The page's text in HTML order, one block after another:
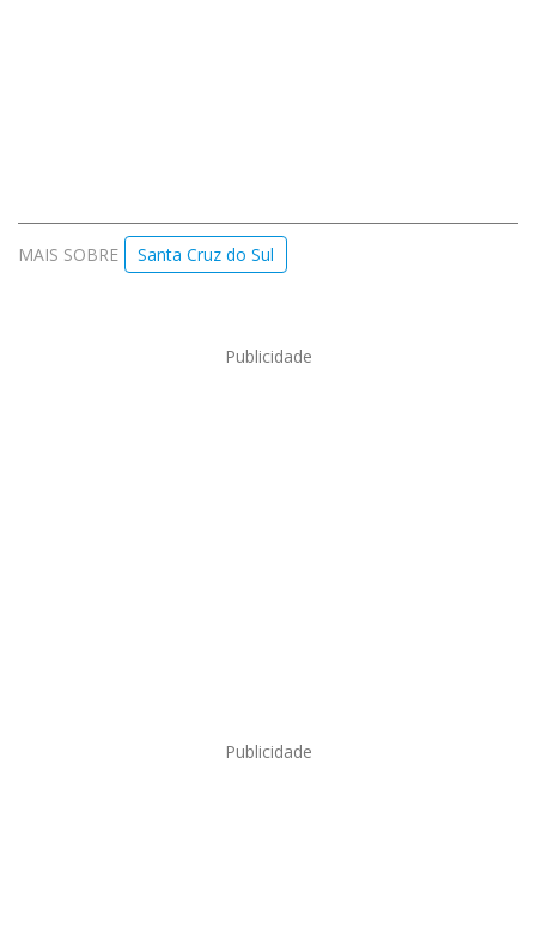
MAIS SOBRE Santa Cruz do Sul
Publicidade
Publicidade